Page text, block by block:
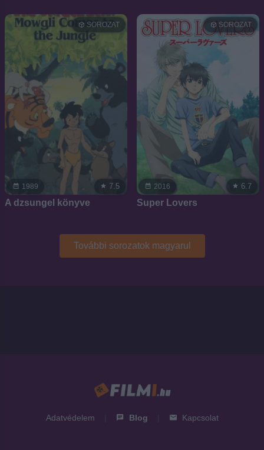
1989
SOROZAT
7.5
A dzsungel könyve
2016
SOROZAT
6.7
Super Lovers
További sorozatok magyarul
Adatvédelem Blog Kapcsolat